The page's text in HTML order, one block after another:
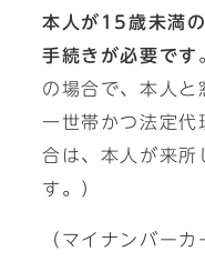
本人が15歳未満
手続きが必要です
の場合で、本人と
一世帯かつ法定代
合は、本人が来所
す。）
（マイナンバー